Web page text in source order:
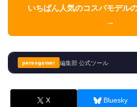
いちばん人気のコスパモデル
→
persogamer 編集部 公式ツール
X Bluesky